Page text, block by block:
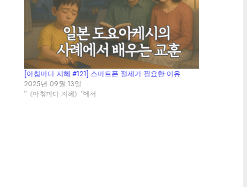
[아침마다 지혜 #121] 스마트폰 절제가 필요한 이유
2025년 09월 13일
"《아침마다 지혜》"에서